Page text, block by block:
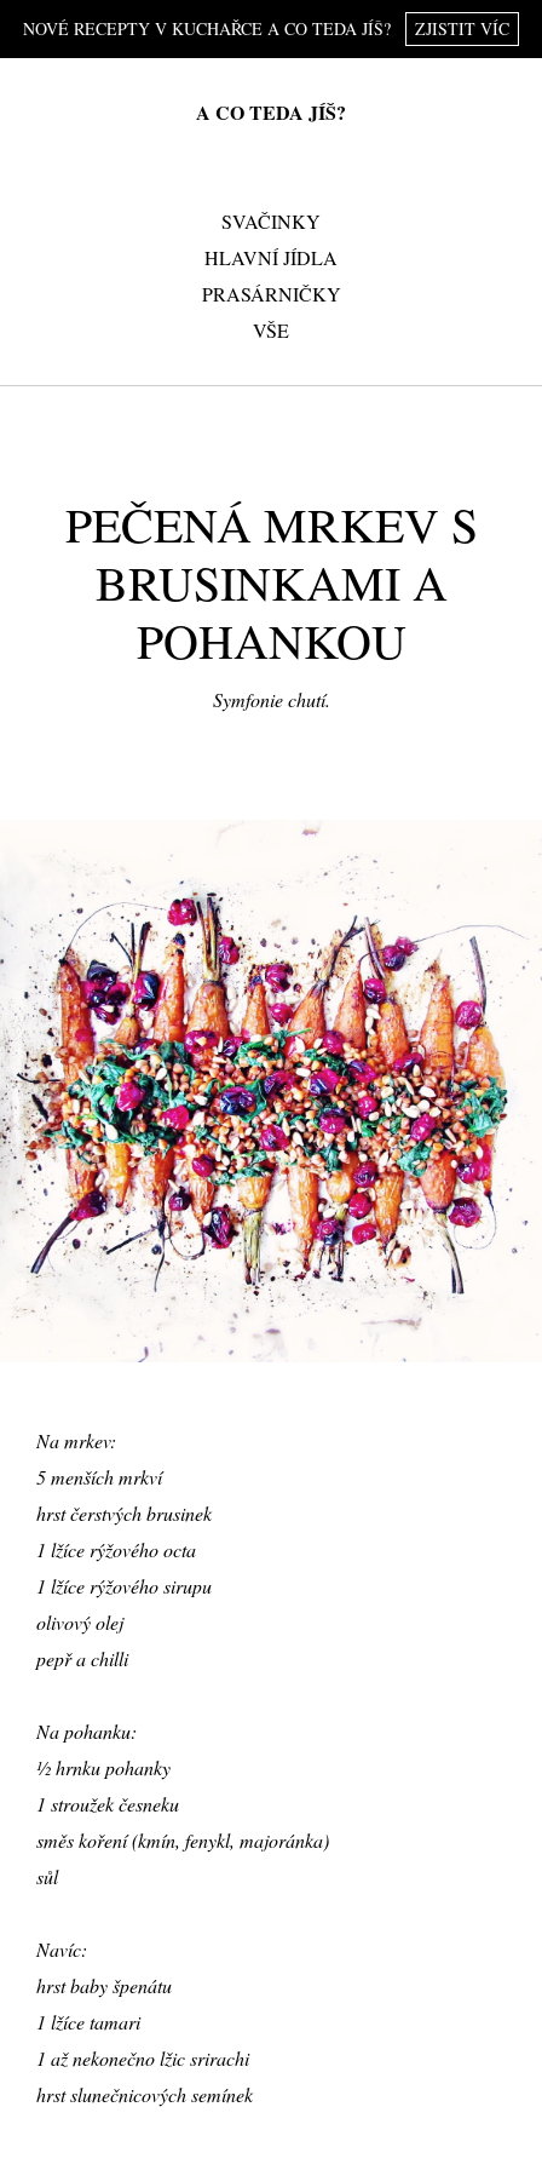
NOVÉ RECEPTY V KUCHAŘCE A CO TEDA JÍŠ? ZJISTIT VÍC
A CO TEDA JÍŠ?
SVAČINKY
HLAVNÍ JÍDLA
PRASÁRNIČKY
VŠE
PEČENÁ MRKEV S
BRUSINKAMI A
POHANKOU
Symfonie chutí.
Na mrkev:
5 menších mrkví
hrst čerstvých brusinek
1 lžíce rýžového octa
1 lžíce rýžového sirupu
olivový olej
pepř a chilli
Na pohanku:
½ hrnku pohanky
1 stroužek česneku
směs koření (kmín, fenykl, majoránka)
sůl
Navíc:
hrst baby špenátu
1 lžíce tamari
1 až nekonečno lžic srirachi
hrst slunečnicových semínek